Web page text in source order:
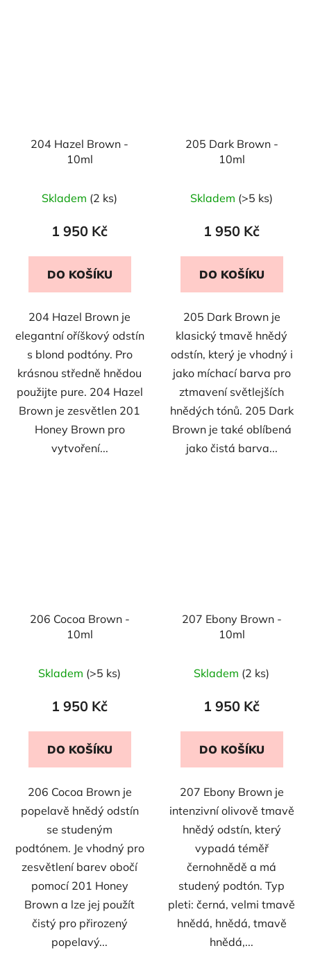
204 Hazel Brown -
10ml
Skladem (2 ks)
1 950 Kč
DO KOŠÍKU
204 Hazel Brown je
elegantní oříškový odstín
s blond podtóny. Pro
krásnou středně hnědou
použijte pure. 204 Hazel
Brown je zesvětlen 201
Honey Brown pro
vytvoření...
205 Dark Brown -
10ml
Skladem (>5 ks)
1 950 Kč
DO KOŠÍKU
205 Dark Brown je
klasický tmavě hnědý
odstín, který je vhodný i
jako míchací barva pro
ztmavení světlejších
hnědých tónů. 205 Dark
Brown je také oblíbená
jako čistá barva...
206 Cocoa Brown -
10ml
Skladem (>5 ks)
1 950 Kč
DO KOŠÍKU
206 Cocoa Brown je
popelavě hnědý odstín
se studeným
podtónem. Je vhodný pro
zesvětlení barev obočí
pomocí 201 Honey
Brown a lze jej použít
čistý pro přirozený
popelavý...
207 Ebony Brown -
10ml
Skladem (2 ks)
1 950 Kč
DO KOŠÍKU
207 Ebony Brown je
intenzivní olivově tmavě
hnědý odstín, který
vypadá téměř
černohnědě a má
studený podtón. Typ
pleti: černá, velmi tmavě
hnědá, hnědá, tmavě
hnědá,...